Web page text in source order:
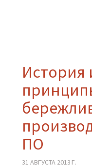
История
ПО
31 АВГУСТА 2013 Г.